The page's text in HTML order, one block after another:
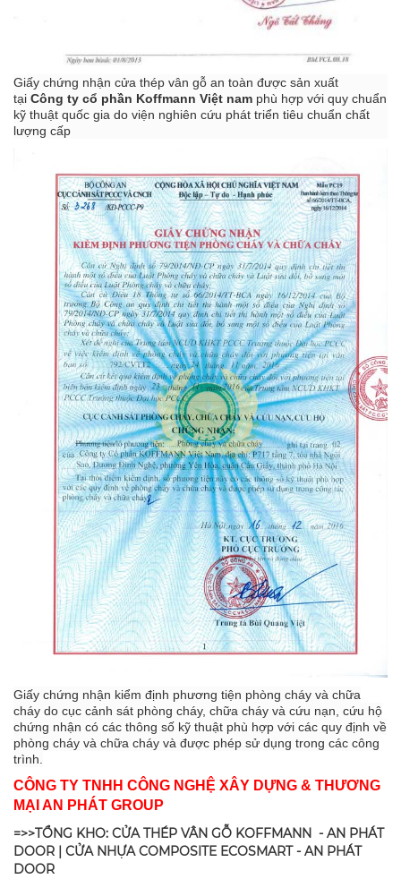
Giấy chứng nhận cửa thép vân gỗ an toàn được sản xuất
tại Công ty cổ phần Koffmann Việt nam phù hợp với quy chuẩn
kỹ thuật quốc gia do viện nghiên cứu phát triển tiêu chuẩn chất
lượng cấp
Giấy chứng nhận kiểm định phương tiện phòng cháy và chữa
cháy do cục cảnh sát phòng cháy, chữa cháy và cứu nạn, cứu hộ
chứng nhận có các thông số kỹ thuật phù hợp với các quy định về
phòng cháy và chữa cháy và được phép sử dụng trong các công
trình.
CÔNG TY TNHH CÔNG NGHỆ XÂY DỰNG & THƯƠNG
MẠI AN PHÁT GROUP
=>>TỔNG KHO: CỬA THÉP VÂN GỖ KOFFMANN - AN PHÁT
DOOR | CỬA NHỰA COMPOSITE ECOSMART - AN PHÁT
DOOR